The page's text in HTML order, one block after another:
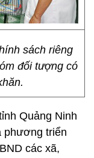
sách riêng
đối tượng có
Quảng Ninh
phương triển
các xã,